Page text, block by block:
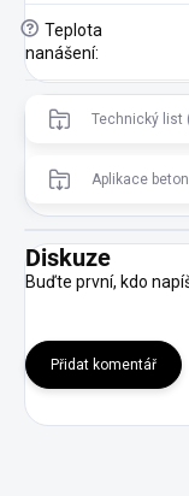
? Teplota
nanášení:
Technický list
Aplikace
Diskuze
Buďte první, kdo
Přidat komentář